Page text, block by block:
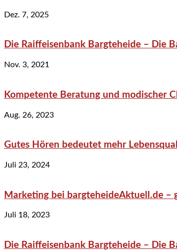
Dez. 7, 2025
Die Raiffeisenbank Bargteheide – Die
Nov. 3, 2021
Kompetente Beratung und modischer
Aug. 26, 2023
Gutes Hören bedeutet mehr
Juli 23, 2024
Marketing bei bargteheideAktuell.de –
Juli 18, 2023
Die Raiffeisenbank Bargteheide – Die